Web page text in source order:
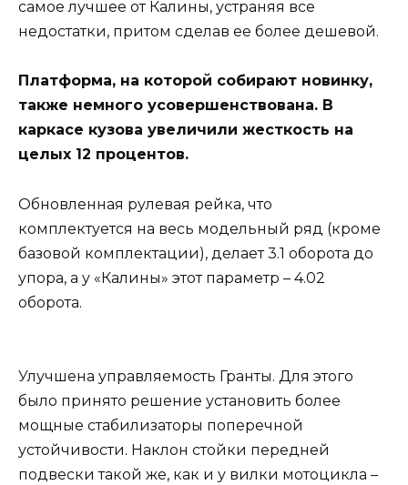
самое лучшее от Калины, устраняя все
недостатки, притом сделав ее более дешевой.
Платформа, на которой собирают новинку,
также немного усовершенствована. В
каркасе кузова увеличили жесткость на
целых 12 процентов.
Обновленная рулевая рейка, что
комплектуется на весь модельный ряд (кроме
базовой комплектации), делает 3.1 оборота до
упора, а у «Калины» этот параметр – 4.02
оборота.
Улучшена управляемость Гранты. Для этого
было принято решение установить более
мощные стабилизаторы поперечной
устойчивости. Наклон стойки передней
подвески такой же, как и у вилки мотоцикла –